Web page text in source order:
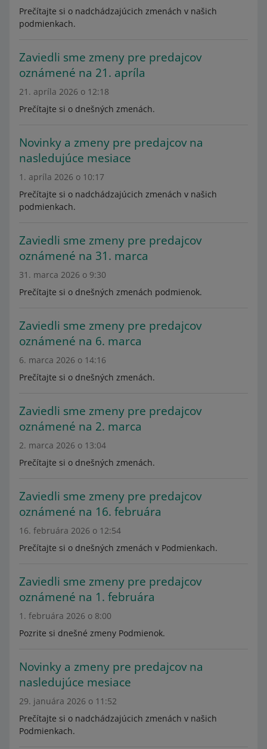
Prečítajte si o nadchádzajúcich zmenách v našich
podmienkach.
Zaviedli sme zmeny pre predajcov
oznámené na 21. apríla
21. apríla 2026 o 12:18
Prečítajte si o dnešných zmenách.
Novinky a zmeny pre predajcov na
nasledujúce mesiace
1. apríla 2026 o 10:17
Prečítajte si o nadchádzajúcich zmenách v našich
podmienkach.
Zaviedli sme zmeny pre predajcov
oznámené na 31. marca
31. marca 2026 o 9:30
Prečítajte si o dnešných zmenách podmienok.
Zaviedli sme zmeny pre predajcov
oznámené na 6. marca
6. marca 2026 o 14:16
Prečítajte si o dnešných zmenách.
Zaviedli sme zmeny pre predajcov
oznámené na 2. marca
2. marca 2026 o 13:04
Prečítajte si o dnešných zmenách.
Zaviedli sme zmeny pre predajcov
oznámené na 16. februára
16. februára 2026 o 12:54
Prečítajte si o dnešných zmenách v Podmienkach.
Zaviedli sme zmeny pre predajcov
oznámené na 1. februára
1. februára 2026 o 8:00
Pozrite si dnešné zmeny Podmienok.
Novinky a zmeny pre predajcov na
nasledujúce mesiace
29. januára 2026 o 11:52
Prečítajte si o nadchádzajúcich zmenách v našich
Podmienkach.